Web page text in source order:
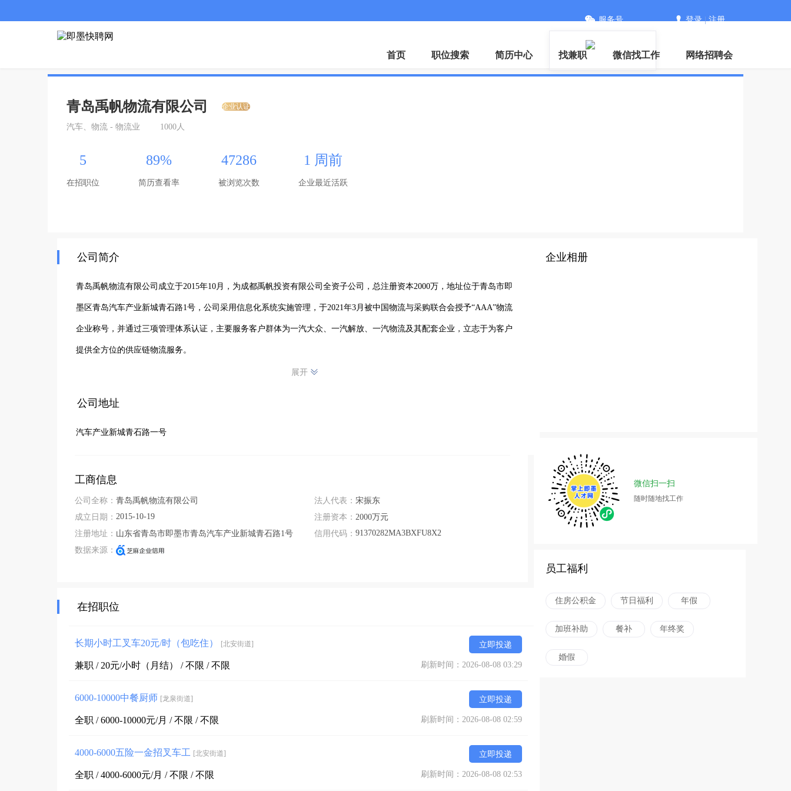
微信
服务号 登录|注册
首页 职位搜索 简历中心 找兼职 微信找工作 网络招聘会
青岛禹帆物流有限公司 企业认证
汽车、物流 - 物流业 1000人
5
在招职位
89%
简历查看率
47286
被浏览次数
1 周前
企业最近活跃
公司简介
青岛禹帆物流有限公司成立于2015年10月，为成都禹帆投资有限公司全资子公司，总注册资本2000万，地址位于青岛市即
墨区青岛汽车产业新城青石路1号，公司采用信息化系统实施管理，于2021年3月被中国物流与采购联合会授予“AAA”物流
企业称号，并通过三项管理体系认证，主要服务客户群体为一汽大众、一汽解放、一汽物流及其配套企业，立志于为客户
提供全方位的供应链物流服务。
展开
公司地址
汽车产业新城青石路一号
工商信息
公司全称： 青岛禹帆物流有限公司
成立日期： 2015-10-19
注册地址： 山东省青岛市即墨市青岛汽车产业新城青石路1号
数据来源：
法人代表： 宋振东
注册资本： 2000万元
信用代码： 91370282MA3BXFU8X2
在招职位
长期小时工叉车20元/时（包吃住） [北安街道] 立即投递
兼职 / 20元/小时（月结） / 不限 / 不限 刷新时间：2026-08-08 03:29
6000-10000中餐厨师 [龙泉街道] 立即投递
全职 / 6000-10000元/月 / 不限 / 不限 刷新时间：2026-08-08 02:59
4000-6000五险一金招叉车工 [北安街道] 立即投递
全职 / 4000-6000元/月 / 不限 / 不限 刷新时间：2026-08-08 02:53
企业相册
微信扫一扫
随时随地找工作
员工福利
住房公积金 节日福利 年假
加班补助 餐补 年终奖
婚假